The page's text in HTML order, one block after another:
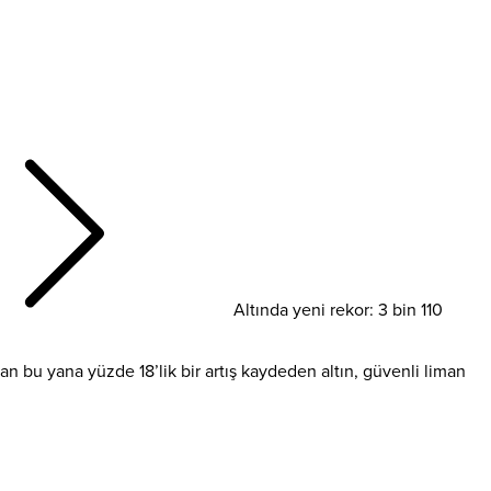
Altında yeni rekor: 3 bin 110
bu yana yüzde 18’lik bir artış kaydeden altın, güvenli liman